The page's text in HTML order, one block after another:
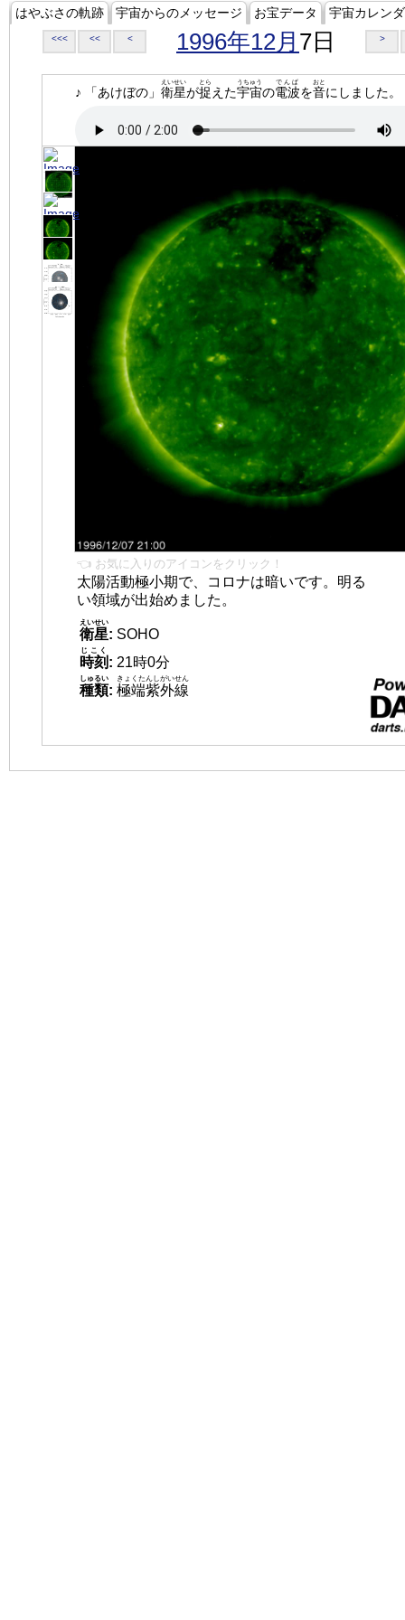
はやぶさの軌跡 宇宙からのメッセージ お宝データ 宇宙カレン
<<< << < 1996年12月 7日 >
♪ 「あけぼの」 衛星
えいせい
が捉
とら
えた宇宙
うちゅう
の電波
でんぱ
を音
おと
にしました。
👈 お気に入りのアイコンをクリック！
太陽活動極小期で、コロナは暗いです。明る
い領域が出始めました。
衛星
えいせい
: SOHO
時刻
じこく
: 21時0分
種類
しゅるい
: 極端紫外線
きょくたんしがいせん